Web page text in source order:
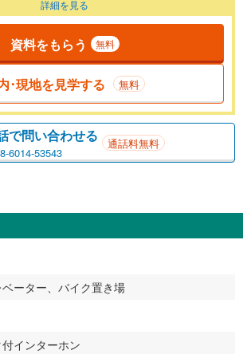
詳細を見る
資料をもらう 無料
･現地を見学する 無料
で問い合わせる
6014-53543
通話料無料
ーター、バイク置き場
インターホン